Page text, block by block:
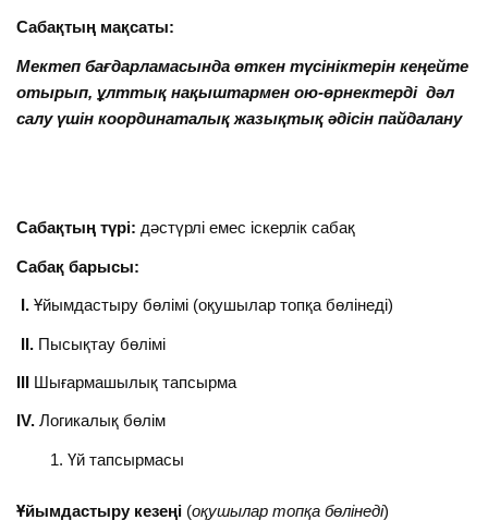
Сабақтың мақсаты:
Мектеп бағдарламасында өткен түсініктерін кеңейте
отырып, ұлттық нақыштармен ою-өрнектерді дәл
салу үшін координаталық жазықтық әдісін пайдалану
Сабақтың түрі: дәстүрлі емес іскерлік сабақ
Сабақ барысы:
І.Ұйымдастыру бөлімі (оқушылар топқа бөлінеді)
ІІ. Пысықтау бөлімі
ІІІ Шығармашылық тапсырма
ІV. Логикалық бөлім
Үй тапсырмасы
Ұйымдастыру кезеңі (оқушылар топқа бөлінеді)